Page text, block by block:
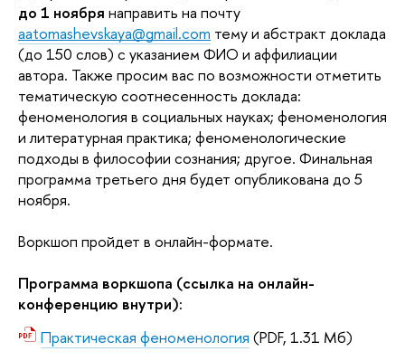
до 1 ноября
aatomashevskaya@gmail.com тему и абстракт доклада
(до 150 слов) с указанием ФИО и аффилиации
автора. Также просим вас по возможности отметить
тематическую соотнесенность доклада:
феноменология в социальных науках; феноменология
и литературная практика; феноменологические
подходы в философии сознания; другое. Финальная
программа третьего дня будет опубликована до 5
ноября.
Воркшоп пройдет в онлайн-формате.
Программа воркшопа (ссылка на онлайн-
конференцию внутри):
Практическая феноменология (PDF, 1.31 Мб)